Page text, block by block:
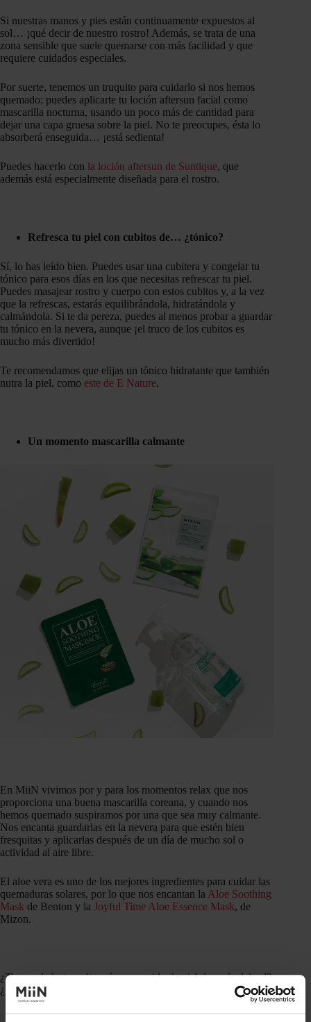
Si nuestras manos y pies están continuamente expuestos al
sol… ¡qué decir de nuestro rostro! Además, se trata de una
zona sensible que suele quemarse con más facilidad y que
requiere cuidados especiales.
Por suerte, tenemos un truquito para cuidarlo si nos hemos
quemado: puedes aplicarte tu loción aftersun facial como
mascarilla nocturna, usando un poco más de cantidad para
dejar una capa gruesa sobre la piel. No te preocupes, ésta lo
absorberá enseguida… ¡está sedienta!
Puedes hacerlo con la loción aftersun de Suntique, que
además está especialmente diseñada para el rostro.
Refresca tu piel con cubitos de… ¿tónico?
Sí, lo has leído bien. Puedes usar una cubitera y congelar tu
tónico para esos días en los que necesitas refrescar tu piel.
Puedes masajear rostro y cuerpo con estos cubitos y, a la vez
que la refrescas, estarás equilibrándola, hidratándola y
calmándola. Si te da pereza, puedes al menos probar a guardar
tu tónico en la nevera, aunque ¡el truco de los cubitos es
mucho más divertido!
Te recomendamos que elijas un tónico hidratante que también
nutra la piel, como este de E Nature.
Un momento mascarilla calmante
En MiiN vivimos por y para los momentos relax que nos
proporciona una buena mascarilla coreana, y cuando nos
hemos quemado suspiramos por una que sea muy calmante.
Nos encanta guardarlas en la nevera para que estén bien
fresquitas y aplicarlas después de un día de mucho sol o
actividad al aire libre.
El aloe vera es uno de los mejores ingredientes para cuidar las
quemaduras solares, por lo que nos encantan la Aloe Soothing
Mask de Benton y la Joyful Time Aloe Essence Mask, de
Mizon.
¿Tienes algún truquito más para cuidar la piel después del sol?
¿Has probado alguno de estos? ¡Queremos saberlos todos!